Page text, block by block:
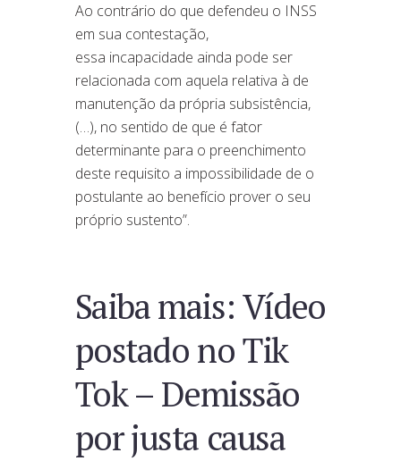
Ao contrário do que defendeu o INSS
em sua contestação,
essa incapacidade ainda pode ser
relacionada com aquela relativa à de
manutenção da própria subsistência,
(…), no sentido de que é fator
determinante para o preenchimento
deste requisito a impossibilidade de o
postulante ao benefício prover o seu
próprio sustento”.
Saiba mais: Vídeo
postado no Tik
Tok – Demissão
por justa causa